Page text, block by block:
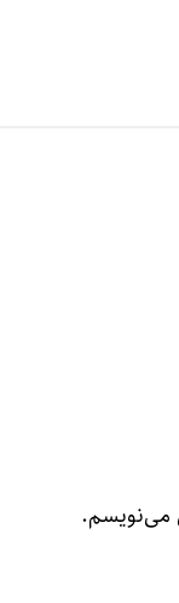
می‌نویسم.